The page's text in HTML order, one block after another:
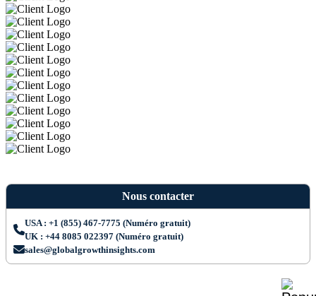
Nous contacter
USA : +1 (855) 467-7775 (Numéro gratuit)
UK : +44 8085 022397 (Numéro gratuit)
sales@globalgrowthinsights.com